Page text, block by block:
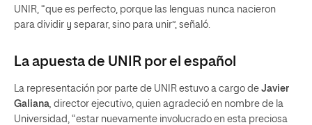
UNIR, “que es perfecto, porque las lenguas nunca nacieron
para dividir y separar, sino para unir”, señaló.
La apuesta de UNIR por el español
La representación por parte de UNIR estuvo a cargo de Javier
Galiana, director ejecutivo, quien agradeció en nombre de la
Universidad, “estar nuevamente involucrado en esta preciosa